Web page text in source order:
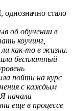
стало
об обучении в
коучинг,
как-то в жизни.
бесплатный
пойти на курс
с каждым
начала
еще в процессе